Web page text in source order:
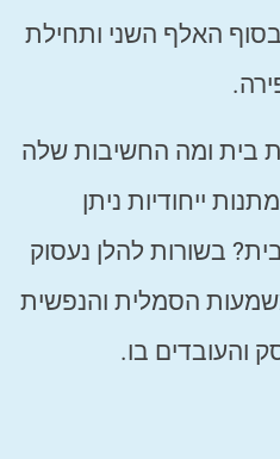
האלף השני ותחילת
בית ומה החשיבות שלה
ייחודיות ניתן
בשורות להלן נעסוק
הסמלית והנפשית
והעובדים בו.